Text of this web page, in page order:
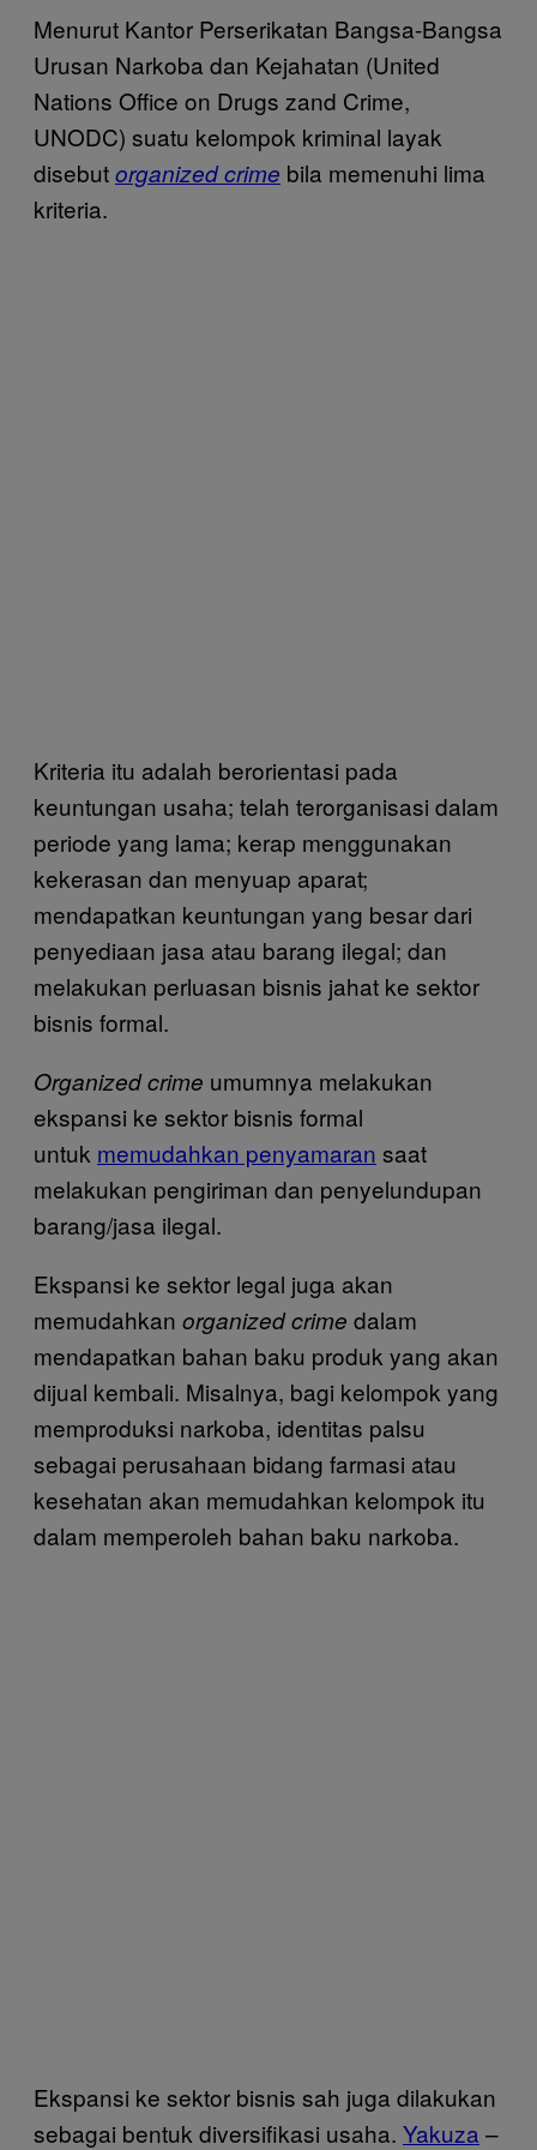
Menurut Kantor Perserikatan Bangsa-Bangsa
Urusan Narkoba dan Kejahatan (United
Nations Office on Drugs zand Crime,
UNODC) suatu kelompok kriminal layak
disebutorganized crime bila memenuhi lima
kriteria.
Kriteria itu adalah berorientasi pada
keuntungan usaha; telah terorganisasi dalam
periode yang lama; kerap menggunakan
kekerasan dan menyuap aparat;
mendapatkan keuntungan yang besar dari
penyediaan jasa atau barang ilegal; dan
melakukan perluasan bisnis jahat ke sektor
bisnis formal.
Organized crime umumnya melakukan
ekspansi ke sektor bisnis formal
untuk memudahkan penyamaran saat
melakukan pengiriman dan penyelundupan
barang/jasa ilegal.
Ekspansi ke sektor legal juga akan
memudahkan organized crime dalam
mendapatkan bahan baku produk yang akan
dijual kembali. Misalnya, bagi kelompok yang
memproduksi narkoba, identitas palsu
sebagai perusahaan bidang farmasi atau
kesehatan akan memudahkan kelompok itu
dalam memperoleh bahan baku narkoba.
Ekspansi ke sektor bisnis sah juga dilakukan
sebagai bentuk diversifikasi usaha. Yakuza –